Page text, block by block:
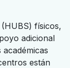
físicos,
adicional
están